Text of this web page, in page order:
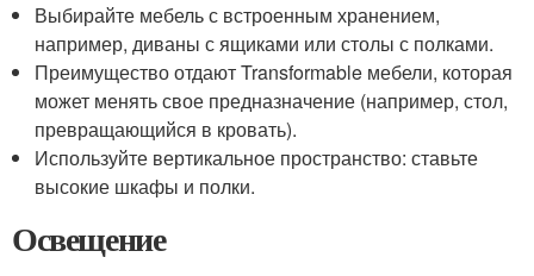
Выбирайте мебель с встроенным хранением,
например, диваны с ящиками или столы с полками.
Преимущество отдают Transformable мебели, которая
может менять свое предназначение (например, стол,
превращающийся в кровать).
Используйте вертикальное пространство: ставьте
высокие шкафы и полки.
Освещение